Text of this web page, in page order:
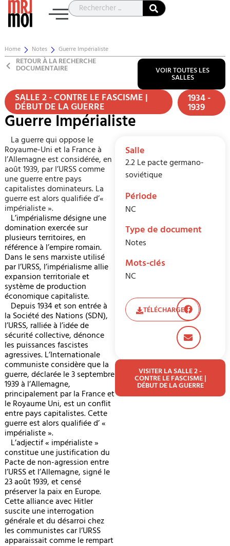
Home Notes Guerre Impérialiste
RETOUR À LA RECHERCHE
DOCUMENTAIRE VOIR TOUTES LES
SALLES
SALLE 2 - CONTRE LE FASCISME |
DÉBUT DE LA GUERRE 1934 -
1939
Guerre Impérialiste
La guerre qui oppose le
Royaume-Uni et la France à
l’Allemagne est considérée, en
août 1939, par l’URSS comme
une guerre entre pays
capitalistes dominateurs. La
guerre est alors qualifiée d’«
impérialiste ».
L’impérialisme désigne une
domination exercée sur
plusieurs territoires, en
référence à l’empire romain.
Dans le sens marxiste utilisé
par l’URSS, l’impérialisme allie
expansion territoriale et
système de production
économique capitaliste.
Depuis 1934 et son entrée à
la Société des Nations (SDN),
l’URSS, ralliée à l’idée de
sécurité collective, dénonce
les puissances fascistes
agressives. L’Internationale
communiste considère que la
guerre, déclarée le 3 septembre
1939 à l’Allemagne,
principalement par la France et
le Royaume Uni, est un conflit
entre pays capitalistes. Cette
guerre est alors qualifiée d’ «
impérialiste ».
L’adjectif « impérialiste »
constitue une justification du
Pacte de non-agression entre
l’URSS et l’Allemagne, signé le
23 août 1939, et censé
préserver la paix en Europe.
Cette alliance avec Hitler
suscite une interrogation
générale et du désarroi chez
les communistes car l’URSS
apparaissait comme le rempart
Salle
2.2 Le pacte germano-
soviétique
Période
NC
Type de document
Notes
Mots-clés
NC
TÉLÉCHARGER
VISITER LA SALLE 2 -
CONTRE LE FASCISME |
DÉBUT DE LA GUERRE